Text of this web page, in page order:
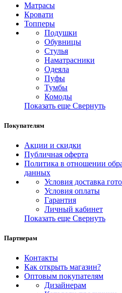
Матрасы
Кровати
Топперы
Подушки
Обувницы
Стулья
Наматрасники
Одеяла
Пуфы
Тумбы
Комоды
Показать еще Свернуть
Покупателям
Акции и скидки
Публичная оферта
Политика в отношении
данных
Условия доставка
Условия оплаты
Гарантия
Личный кабинет
Показать еще Свернуть
Партнерам
Контакты
Как открыть магазин?
Оптовым покупателям
Дизайнерам